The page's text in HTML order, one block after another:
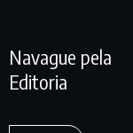
Navague pela
Editoria